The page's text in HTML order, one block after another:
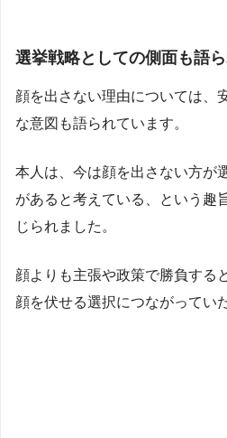
選挙戦略としての側面も語
顔を出さない理由については、
な意図も語られています。
本人は、今は顔を出さない方が
があると考えている、という趣
じられました。
顔よりも主張や政策で勝負する
顔を伏せる選択につながってい